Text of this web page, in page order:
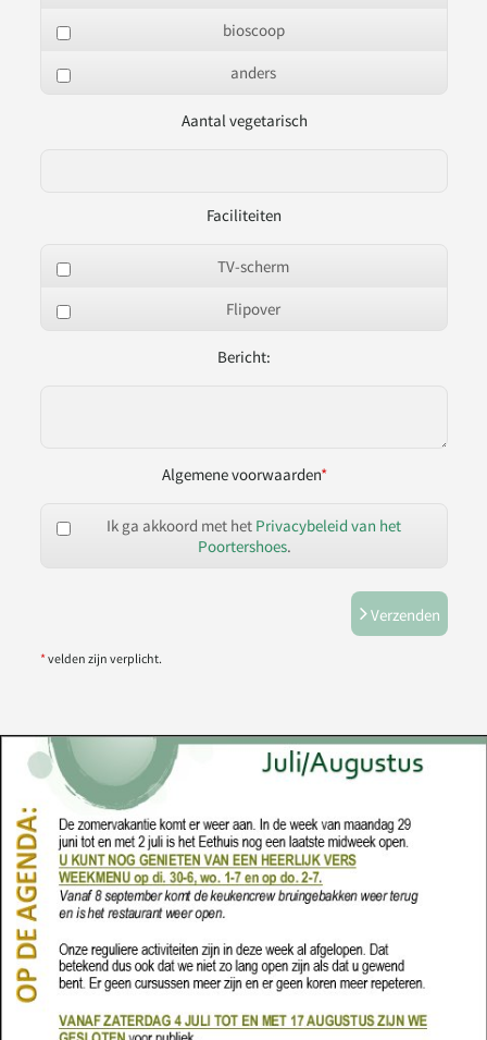
bioscoop
anders
Aantal vegetarisch
Faciliteiten
TV-scherm
Flipover
Bericht:
Algemene voorwaarden*
Ik ga akkoord met het Privacybeleid van het
Poortershoes.
Verzenden
*velden zijn verplicht.